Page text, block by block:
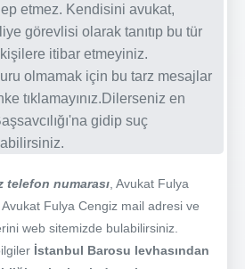
etmez. Kendisini avukat,
görevlisi olarak tanıtıp bu tür
itibar etmeyiniz.
olmamak için bu tarz mesajlar
tıklamayınız.Dilerseniz en
gidip suç
telefon numarası , Avukat Fulya
, Avukat Fulya Cengiz mail adresi ve
web sitemizde bulabilirsiniz.
İstanbul Barosu levhasından